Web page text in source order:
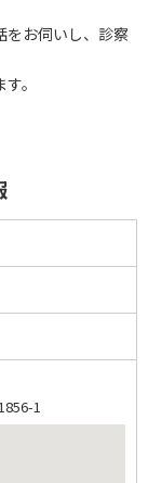
をお伺いし、診察
。
1